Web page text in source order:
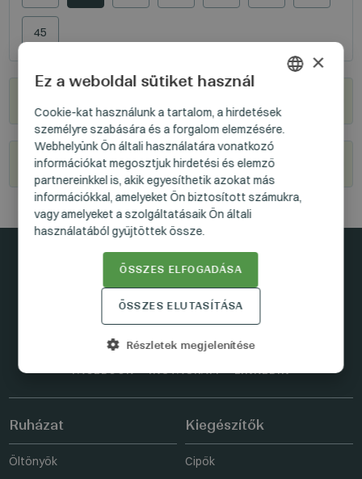
45
Legyél viszonteladónk
Maradjunk kapcsolatban
Ruházat
Öltönyök
Kiegészítők
Cipők
HUNGARIAN
GERMAN
ENGLISH
×
Ez a weboldal sütiket használ
Cookie-kat használunk a tartalom, a hirdetések
személyre szabására és a forgalom elemzésére.
Webhelyünk Ön általi használatára vonatkozó
információkat megosztjuk hirdetési és elemző
partnereinkkel is, akik egyesíthetik azokat más
információkkal, amelyeket Ön biztosított számukra,
vagy amelyeket a szolgáltatásaik Ön általi
használatából gyűjtöttek össze.
ÖSSZES ELFOGADÁSA
ÖSSZES ELUTASÍTÁSA
Részletek megjelenítése